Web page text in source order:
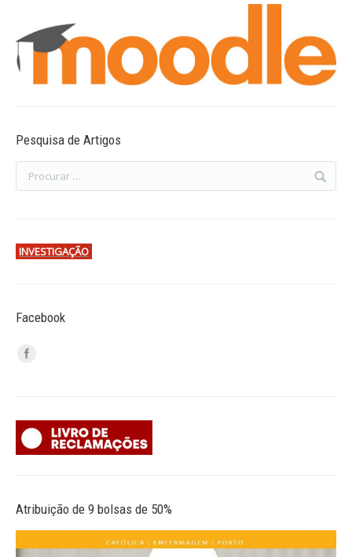
Pesquisa de Artigos
INVESTIGAÇÃO
Facebook
Atribuição de 9 bolsas de 50%